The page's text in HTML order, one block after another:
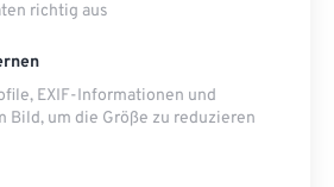
richtig aus
EXIF-Informationen und
Bild, um die Größe zu reduzieren